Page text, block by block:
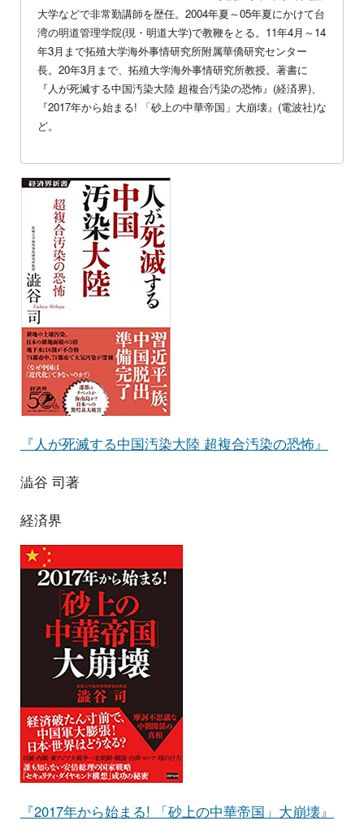
大学などで非常勤講師を歴任。2004年夏～05年夏にかけて台
湾の明道管理学院(現・明道大学)で教鞭をとる。11年4月～14
年3月まで拓殖大学海外事情研究所附属華僑研究センター
長。20年3月まで、拓殖大学海外事情研究所教授。著書に
『人が死滅する中国汚染大陸 超複合汚染の恐怖』(経済界)、
『2017年から始まる! 「砂上の中華帝国」大崩壊』(電波社)な
ど。
『人が死滅する中国汚染大陸 超複合汚染の恐怖』
澁谷 司著
経済界
『2017年から始まる! 「砂上の中華帝国」大崩壊』